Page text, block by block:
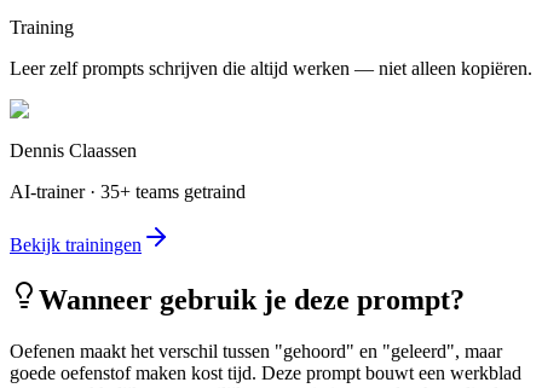
Training
Leer zelf prompts schrijven die altijd werken — niet alleen kopiëren.
Dennis Claassen
AI-trainer · 35+ teams getraind
Bekijk trainingen
Wanneer gebruik je deze prompt?
Oefenen maakt het verschil tussen "gehoord" en "geleerd", maar
goede oefenstof maken kost tijd. Deze prompt bouwt een werkblad